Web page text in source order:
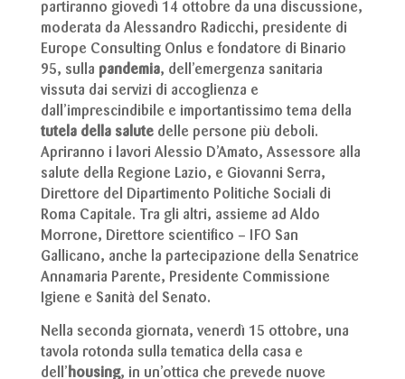
partiranno giovedì 14 ottobre da una discussione,
moderata da Alessandro Radicchi, presidente di
Europe Consulting Onlus e fondatore di Binario
95, sulla pandemia, dell’emergenza sanitaria
vissuta dai servizi di accoglienza e
dall’imprescindibile e importantissimo tema della
tutela della salutedelle persone più deboli.
Apriranno i lavori Alessio D’Amato, Assessore alla
salute della Regione Lazio, e Giovanni Serra,
Direttore del Dipartimento Politiche Sociali di
Roma Capitale. Tra gli altri, assieme ad Aldo
Morrone, Direttore scientifico – IFO San
Gallicano, anche la partecipazione della Senatrice
Annamaria Parente, Presidente Commissione
Igiene e Sanità del Senato.
Nella seconda giornata, venerdì 15 ottobre, una
tavola rotonda sulla tematica della casa e
dell’housing, in un’ottica che prevede nuove